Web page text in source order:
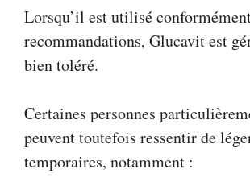
Lorsqu’il est utilisé
recommandations, Glucavit est
bien toléré.
Certaines personnes
peuvent toutefois ressentir de
temporaires, notamment :